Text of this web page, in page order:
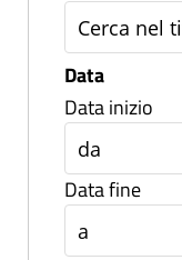
Data
Data inizio
Data fine